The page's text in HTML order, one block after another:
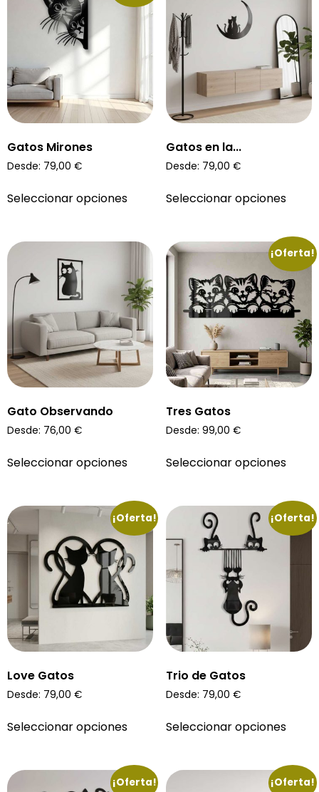
Gatos Mirones
Desde: 79,00 €
Seleccionar opciones
Gatos en la...
Desde: 79,00 €
Seleccionar opciones
Gato Observando
Desde: 76,00 €
Seleccionar opciones
¡Oferta!
Tres Gatos
Desde: 99,00 €
Seleccionar opciones
¡Oferta!
Love Gatos
Desde: 79,00 €
Seleccionar opciones
¡Oferta!
Trio de Gatos
Desde: 79,00 €
Seleccionar opciones
¡Oferta! ¡Oferta!